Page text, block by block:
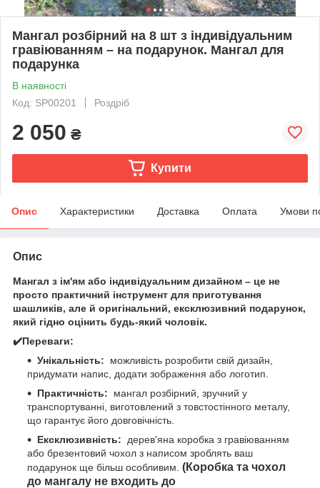
Мангал розбірний на 8 шт з індивідуальним
гравіюванням – на подарунок. Мангал для
подарунка
В наявності
Код: SP00201
Роздріб
2 050 ₴
Купити
Опис Характеристики Доставка Оплата Умови
Опис
Мангал з ім'ям або індивідуальним дизайном – це не
просто практичний інструмент для приготування
шашликів, але й оригінальний, ексклюзивний подарунок,
який гідно оцінить будь-який чоловік.
✔️Переваги:
Унікальність: можливість розробити свій дизайн,
придумати напис, додати зображення або логотип.
Практичність: мангал розбірний, зручний у
транспортуванні, виготовлений з товстостінного металу,
що гарантує його довговічність.
Ексклюзивність: дерев'яна коробка з гравіюванням
або брезентовий чохол з написом зроблять ваш
подарунок ще більш особливим. (Коробка та чохол
до мангалу не входить до